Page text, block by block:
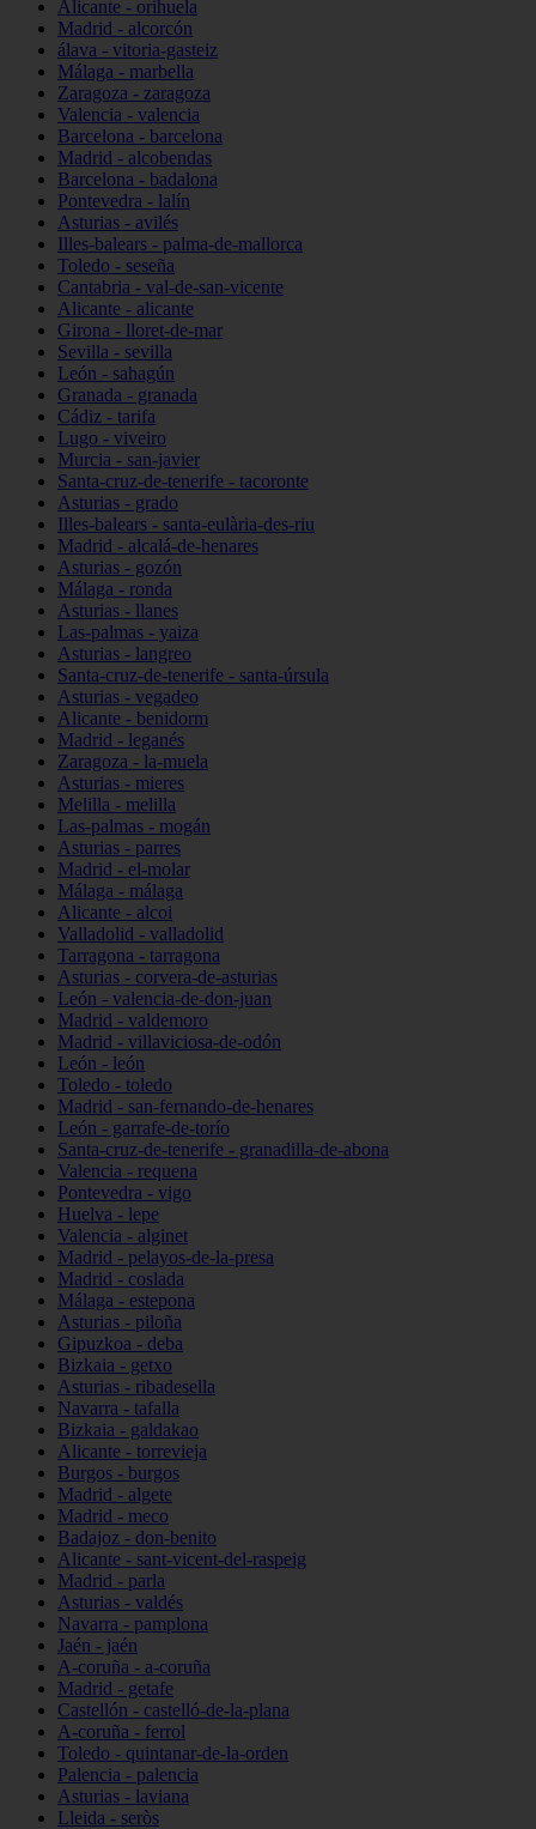
Alicante - orihuela
Madrid - alcorcón
álava - vitoria-gasteiz
Málaga - marbella
Zaragoza - zaragoza
Valencia - valencia
Barcelona - barcelona
Madrid - alcobendas
Barcelona - badalona
Pontevedra - lalín
Asturias - avilés
Illes-balears - palma-de-mallorca
Toledo - seseña
Cantabria - val-de-san-vicente
Alicante - alicante
Girona - lloret-de-mar
Sevilla - sevilla
León - sahagún
Granada - granada
Cádiz - tarifa
Lugo - viveiro
Murcia - san-javier
Santa-cruz-de-tenerife - tacoronte
Asturias - grado
Illes-balears - santa-eulària-des-riu
Madrid - alcalá-de-henares
Asturias - gozón
Málaga - ronda
Asturias - llanes
Las-palmas - yaiza
Asturias - langreo
Santa-cruz-de-tenerife - santa-úrsula
Asturias - vegadeo
Alicante - benidorm
Madrid - leganés
Zaragoza - la-muela
Asturias - mieres
Melilla - melilla
Las-palmas - mogán
Asturias - parres
Madrid - el-molar
Málaga - málaga
Alicante - alcoi
Valladolid - valladolid
Tarragona - tarragona
Asturias - corvera-de-asturias
León - valencia-de-don-juan
Madrid - valdemoro
Madrid - villaviciosa-de-odón
León - león
Toledo - toledo
Madrid - san-fernando-de-henares
León - garrafe-de-torío
Santa-cruz-de-tenerife - granadilla-de-abona
Valencia - requena
Pontevedra - vigo
Huelva - lepe
Valencia - alginet
Madrid - pelayos-de-la-presa
Madrid - coslada
Málaga - estepona
Asturias - piloña
Gipuzkoa - deba
Bizkaia - getxo
Asturias - ribadesella
Navarra - tafalla
Bizkaia - galdakao
Alicante - torrevieja
Burgos - burgos
Madrid - algete
Madrid - meco
Badajoz - don-benito
Alicante - sant-vicent-del-raspeig
Madrid - parla
Asturias - valdés
Navarra - pamplona
Jaén - jaén
A-coruña - a-coruña
Madrid - getafe
Castellón - castelló-de-la-plana
A-coruña - ferrol
Toledo - quintanar-de-la-orden
Palencia - palencia
Asturias - laviana
Lleida - seròs